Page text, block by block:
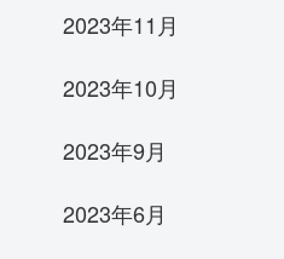
2023年11月
2023年10月
2023年9月
2023年6月